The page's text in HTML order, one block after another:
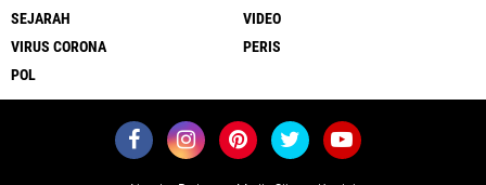
SEJARAH
VIDEO
VIRUS CORONA
PERIS
POL